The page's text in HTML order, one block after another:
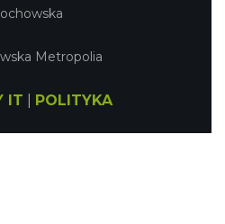
Metropolia
IT
POLITYKA